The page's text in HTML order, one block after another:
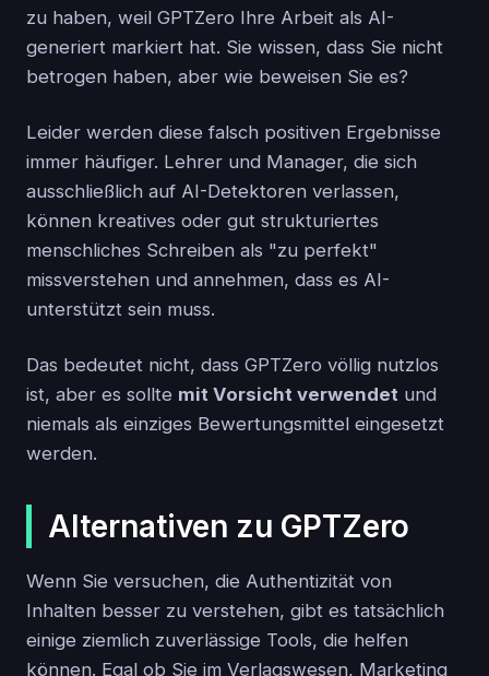
zu haben, weil GPTZero Ihre Arbeit als AI-
generiert markiert hat. Sie wissen, dass Sie nicht
betrogen haben, aber wie beweisen Sie es?
Leider werden diese falsch positiven Ergebnisse
immer häufiger. Lehrer und Manager, die sich
ausschließlich auf AI-Detektoren verlassen,
können kreatives oder gut strukturiertes
menschliches Schreiben als "zu perfekt"
missverstehen und annehmen, dass es AI-
unterstützt sein muss.
Das bedeutet nicht, dass GPTZero völlig nutzlos
ist, aber es sollte mit Vorsicht verwendet und
niemals als einziges Bewertungsmittel eingesetzt
werden.
Alternativen zu GPTZero
Wenn Sie versuchen, die Authentizität von
Inhalten besser zu verstehen, gibt es tatsächlich
einige ziemlich zuverlässige Tools, die helfen
können. Egal ob Sie im Verlagswesen, Marketing